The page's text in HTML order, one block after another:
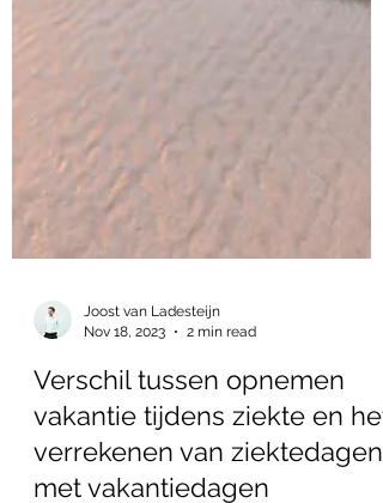
Joost van Ladesteijn
Nov 18, 2023
2 min read
Verschil tussen opnemen